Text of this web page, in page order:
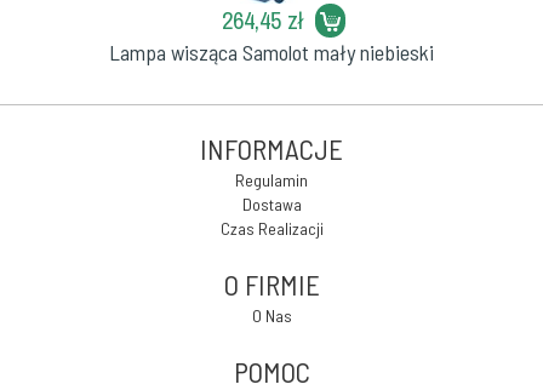
264,45 zł
Lampa wisząca Samolot mały niebieski
INFORMACJE
Regulamin
Dostawa
Czas Realizacji
O FIRMIE
O Nas
POMOC